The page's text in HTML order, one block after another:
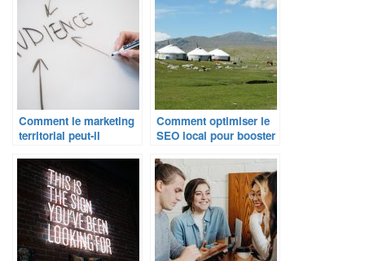
Comment le marketing
territorial peut-il
développement local ?
Comment optimiser le
SEO local pour booster
?